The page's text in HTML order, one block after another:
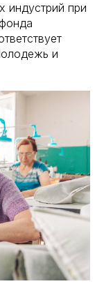
индустрий при
и